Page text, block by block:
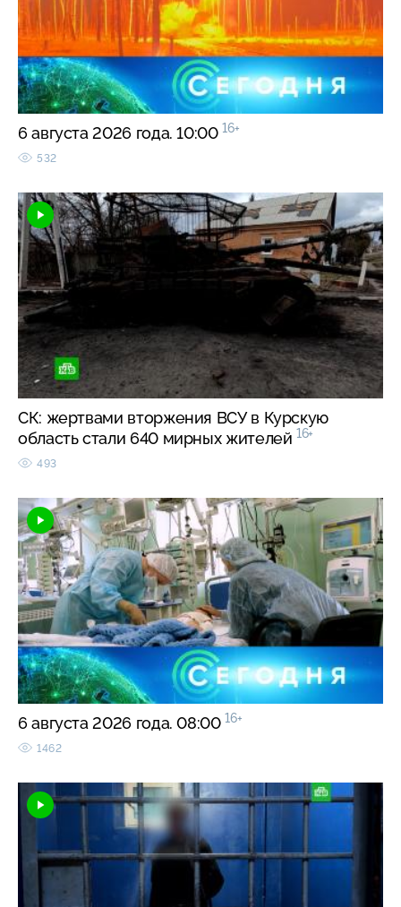
6 августа 2026 года. 10:00 16+
532
СК: жертвами вторжения ВСУ в Курскую
область стали 640 мирных жителей 16+
493
6 августа 2026 года. 08:00 16+
1462